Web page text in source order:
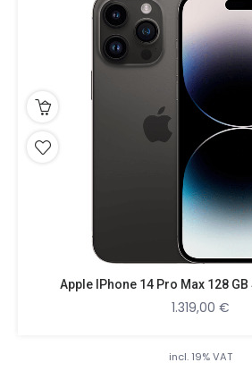
Apple IPhone 14 Pro Max 128
1.319,00 €
incl. 19% VAT